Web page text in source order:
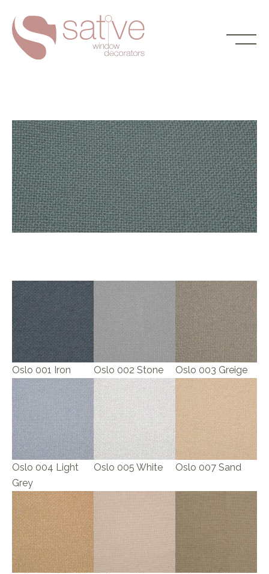
Oslo 001 Iron Oslo 002 Stone Oslo 003 Greige
Oslo 004 Light
Grey
Oslo 005 White Oslo 007 Sand